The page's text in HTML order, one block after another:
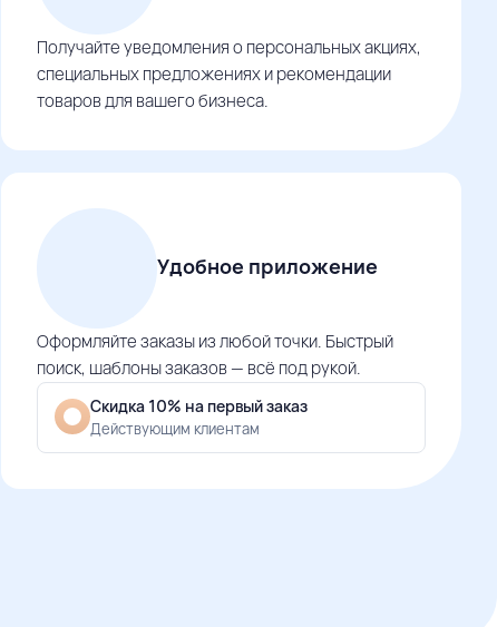
Получайте уведомления о персональных акциях,
специальных предложениях и рекомендации
товаров для вашего бизнеса.
Удобное приложение
Оформляйте заказы из любой точки. Быстрый
поиск, шаблоны заказов — всё под рукой.
Скидка 10% на первый заказ
Действующим клиентам